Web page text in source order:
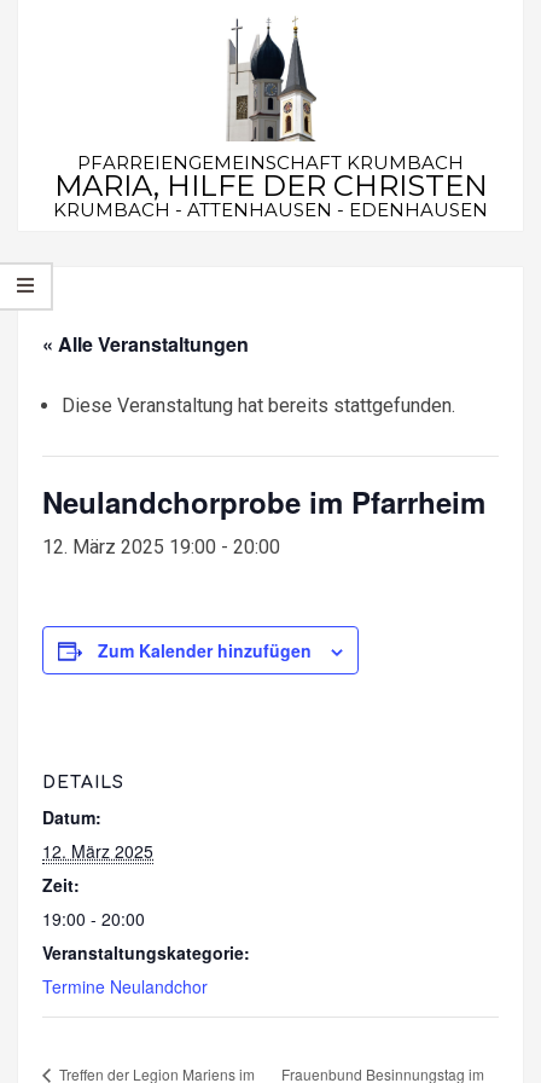
PFARREIENGEMEINSCHAFT KRUMBACH
MARIA, HILFE DER CHRISTEN
KRUMBACH - ATTENHAUSEN - EDENHAUSEN
Secondary
Navigation
« Alle Veranstaltungen
Diese Veranstaltung hat bereits stattgefunden.
Neulandchorprobe im Pfarrheim
12. März 2025 19:00 - 20:00
Zum Kalender hinzufügen
DETAILS
Datum:
12. März 2025
Zeit:
19:00 - 20:00
Veranstaltungskategorie:
Termine Neulandchor
Treffen der Legion Mariens im Frauenbund Besinnungstag im